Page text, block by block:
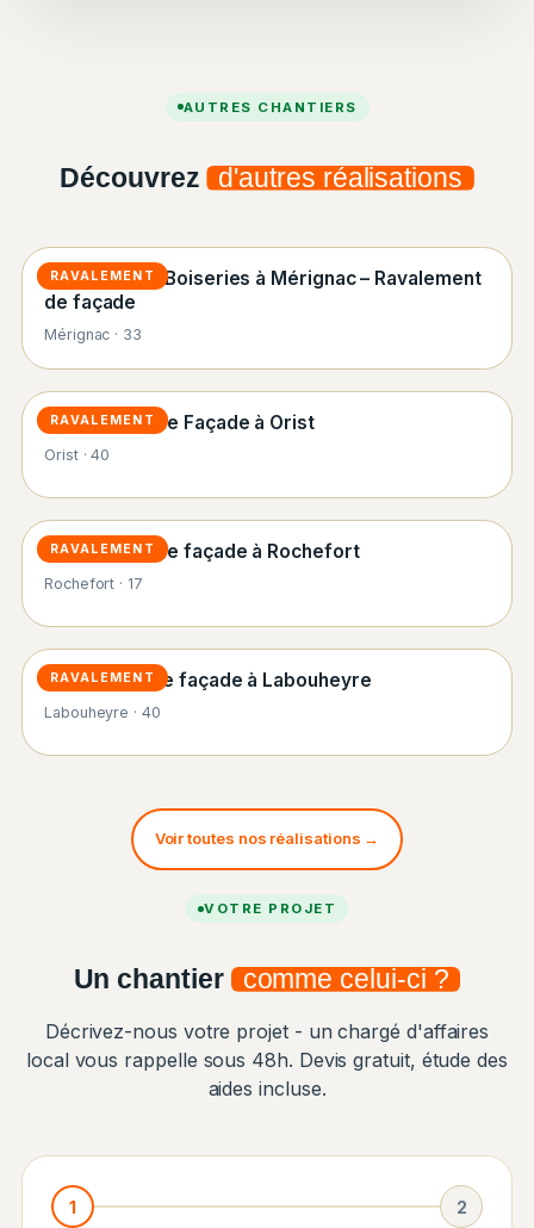
AUTRES CHANTIERS
Découvrez d'autres réalisations
RAVALEMENT
Peinture des Boiseries à Mérignac – Ravalement
de façade
Mérignac · 33
RAVALEMENT
Ravalement de Façade à Orist
Orist · 40
RAVALEMENT
Ravalement de façade à Rochefort
Rochefort · 17
RAVALEMENT
Rénovation de façade à Labouheyre
Labouheyre · 40
Voir toutes nos réalisations →
VOTRE PROJET
Un chantier comme celui-ci ?
Décrivez-nous votre projet - un chargé d'affaires
local vous rappelle sous 48h. Devis gratuit, étude des
aides incluse.
1 2